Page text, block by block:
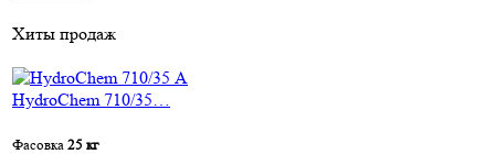
Хиты продаж
HydroChem 710/35…
Фасовка 25 кг